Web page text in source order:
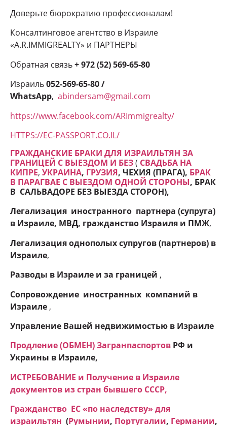
Доверьте бюрократию профессионалам!
Консалтинговое агентство в Израиле
«A.R.IMMIGREALTY» и ПАРТНЕРЫ
Обратная связь+ 972 (52) 569-65-80
Израиль052-569-65-80 /
WhatsApp, abindersam@gmail.com
https://www.facebook.com/ARImmigrealty/
HTTPS://EC-PASSPORT.CO.IL/
ГРАЖДАНСКИЕ БРАКИ ДЛЯ ИЗРАИЛЬТЯН ЗА
ГРАНИЦЕЙ С ВЫЕЗДОМ И БЕЗ( СВАДЬБА НА
КИПРЕ, УКРАИНА, ГРУЗИЯ, ЧЕХИЯ (ПРАГА), БРАК
В ПАРАГВАЕ С ВЫЕЗДОМ ОДНОЙ СТОРОНЫ, БРАК
В САЛЬВАДОРЕ БЕЗ ВЫЕЗДА СТОРОН),
Легализация иностранного партнера (супруга)
в Израиле, МВД, гражданство Израиля и ПМЖ,
Легализация однополых супругов (партнеров) в
Израиле,
Разводы в Израиле и за границей ,
Сопровождение иностранных компаний в
Израиле ,
Управление Вашей недвижимостью в Израиле
Продление (ОБМЕН) Загранпаспортов РФ и
Украины в Израиле,
ИСТРЕБОВАНИЕ и Получение в Израиле
документов из стран бывшего СССР,
Гражданство ЕC «по наследству» для
израильтян (Румынии, Португалии, Германии,